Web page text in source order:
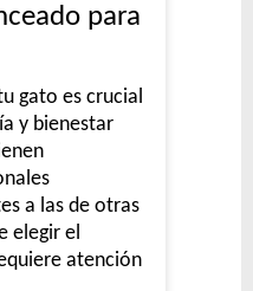
para
gato es crucial
y bienestar
a las de otras
elegir el
atención